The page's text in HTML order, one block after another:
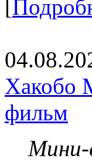
Хакобо
фильм
Мини-